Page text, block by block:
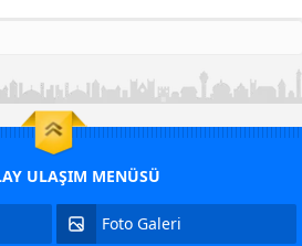
ULAŞIM MENÜSÜ
Foto Galeri